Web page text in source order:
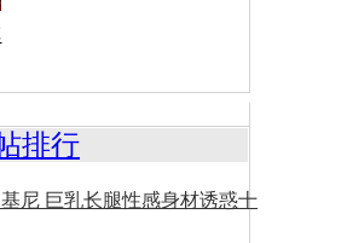
排行
尼 巨乳长腿性感身材诱惑十